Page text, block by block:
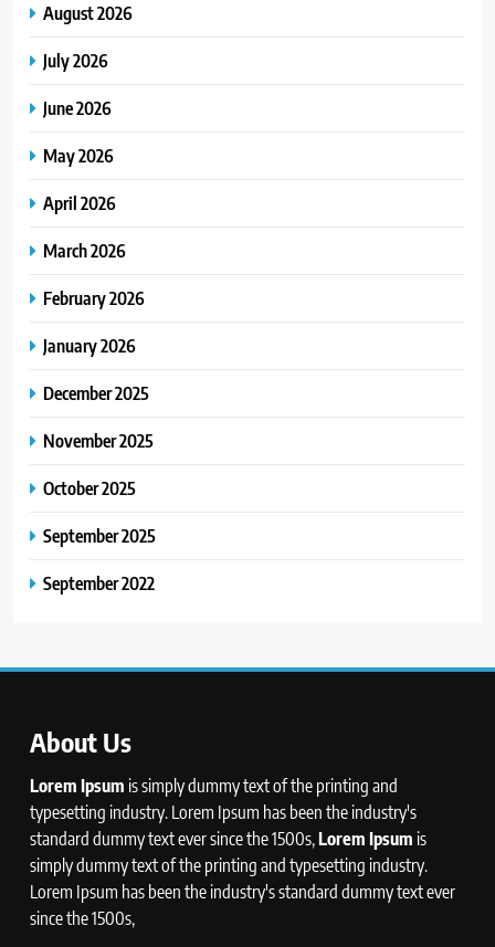
August 2026
July 2026
June 2026
May 2026
April 2026
March 2026
February 2026
January 2026
December 2025
November 2025
October 2025
September 2025
September 2022
About Us
Lorem Ipsum is simply dummy text of the printing and
typesetting industry. Lorem Ipsum has been the industry's
standard dummy text ever since the 1500s,Lorem Ipsum is
simply dummy text of the printing and typesetting industry.
Lorem Ipsum has been the industry's standard dummy text ever
since the 1500s,